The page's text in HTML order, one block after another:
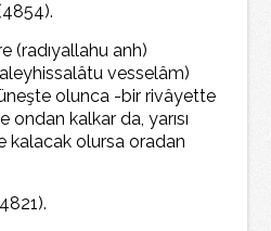
(radıyallahu anh)
vesselâm)
olunca -bir rivâyette
kalkar da, yarısı
kalacak olursa oradan